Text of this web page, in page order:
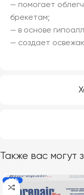
— помогает
брекетам;
— в основе
— создает
Также вас могут
-18%